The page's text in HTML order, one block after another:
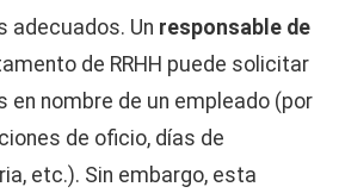
adecuados. Un responsable de
de RRHH puede solicitar
en nombre de un empleado (por
de oficio, días de
etc.). Sin embargo, esta